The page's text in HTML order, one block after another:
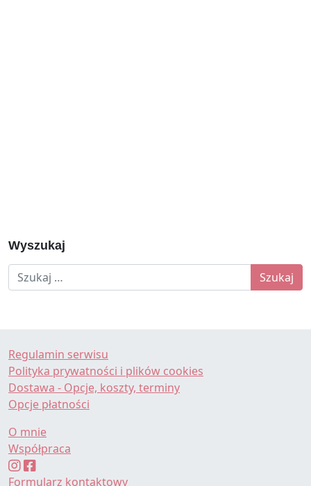
Wyszukaj
Szukaj:
Regulamin serwisu
Polityka prywatności i plików cookies
Dostawa - Opcje, koszty, terminy
Opcje płatności
O mnie
Współpraca
Formularz kontaktowy